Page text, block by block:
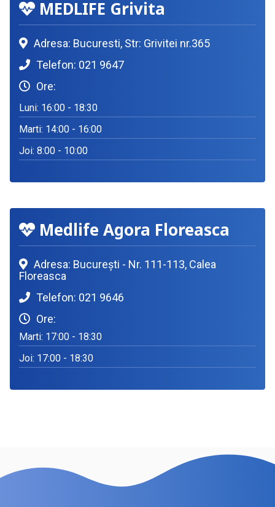
MEDLIFE Grivita
Adresa: Bucuresti, Str: Grivitei nr.365
Telefon: 021 9647
Ore:
Luni: 16:00 - 18:30
Marti: 14:00 - 16:00
Joi: 8:00 - 10:00
Medlife Agora Floreasca
Adresa: București - Nr. 111-113, Calea
Floreasca
Telefon: 021 9646
Ore:
Marti: 17:00 - 18:30
Joi: 17:00 - 18:30